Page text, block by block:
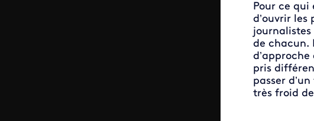
Pour ce qui
d’ouvrir les
journalistes
de chacun.
pris
passer
très froid